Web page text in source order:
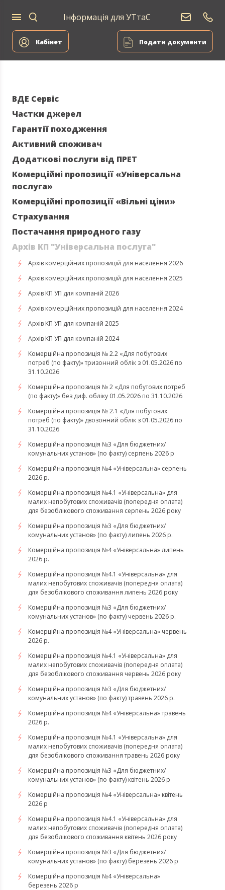
Кабінет Подати документи
Інформація для УТтаС
дому
компаній
Постачання
природного
газу
ВДЕ Сервіс
Частки джерел
Гарантії походження
Активний споживач
Додаткові послуги від ПРЕТ
Комерційні пропозиції «Універсальна
послуга»
Комерційні пропозиції «Вільні ціни»
Страхування
Постачання природного газу
Архів КП "Універсальна послуга"
Архів комерційних пропозицій для населення 2026
Архів комерційних пропозицій для населення 2025
Архів КП УП для компаній 2026
Архів комерційних пропозицій для населення 2024
Архів КП УП для компаній 2025
Архів КП УП для компаній 2024
Комерційна пропозиція № 2.2 «Для побутових
потреб (по факту)» тризонний облік з 01.05.2026 по
31.10.2026
Комерційна пропозиція № 2 «Для побутових потреб
(по факту)» без диф. обліку 01.05.2026 по 31.10.2026
Комерційна пропозиція № 2.1 «Для побутових
потреб (по факту)» двозонний облік з 01.05.2026 по
31.10.2026
Комерційна пропозиція №3 «Для бюджетних/
комунальних установ» (по факту) серпень 2026 р
Комерційна пропозиція №4 «Універсальна» серпень
2026 р.
Комерційна пропозиція №4.1 «Універсальна» для
малих непобутових споживачів (попередня оплата)
для безоблікового споживання серпень 2026 року
Комерційна пропозиція №3 «Для бюджетних/
комунальних установ» (по факту) липень 2026 р.
Комерційна пропозиція №4 «Універсальна» липень
2026 р.
Комерційна пропозиція №4.1 «Універсальна» для
малих непобутових споживачів (попередня оплата)
для безоблікового споживання липень 2026 року
Комерційна пропозиція №3 «Для бюджетних/
комунальних установ» (по факту) червень 2026 р.
Комерційна пропозиція №4 «Універсальна» червень
2026 р.
Комерційна пропозиція №4.1 «Універсальна» для
малих непобутових споживачів (попередня оплата)
для безоблікового споживання червень 2026 року
Комерційна пропозиція №3 «Для бюджетних/
комунальних установ» (по факту) травень 2026 р.
Комерційна пропозиція №4 «Універсальна» травень
2026 р.
Комерційна пропозиція №4.1 «Універсальна» для
малих непобутових споживачів (попередня оплата)
для безоблікового споживання травень 2026 року
Комерційна пропозиція №3 «Для бюджетних/
комунальних установ» (по факту) квітень 2026 р
Комерційна пропозиція №4 «Універсальна» квітень
2026 р
Комерційна пропозиція №4.1 «Універсальна» для
малих непобутових споживачів (попередня оплата)
для безоблікового споживання квітень 2026 року
Комерційна пропозиція №3 «Для бюджетних/
комунальних установ» (по факту) березень 2026 р
Комерційна пропозиція №4 «Універсальна»
березень 2026 р